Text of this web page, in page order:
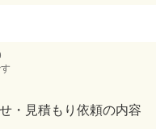
・見積もり依頼の内容